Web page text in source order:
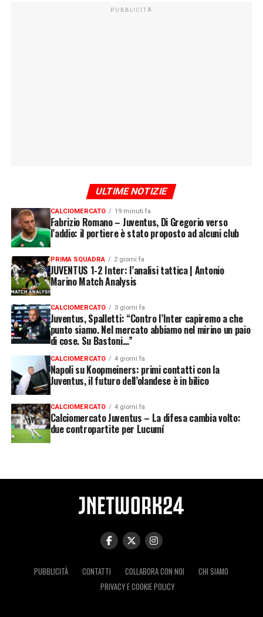
PUBBLICITÀ
ULTIME NOTIZIE
CALCIOMERCATO 19 minuti fa
Fabrizio Romano – Juventus, Di Gregorio verso
l’addio: il portiere è stato proposto ad alcuni club
PRIMA SQUADRA 2 giorni fa
JUVENTUS 1-2 Inter: l’analisi tattica | Antonio
Marino Match Analysis
CALCIOMERCATO 3 giorni fa
Juventus, Spalletti: “Contro l’Inter capiremo a che
punto siamo. Nel mercato abbiamo nel mirino un paio
di cose. Su Bastoni…”
CALCIOMERCATO 4 giorni fa
Napoli su Koopmeiners: primi contatti con la
Juventus, il futuro dell’olandese è in bilico
CALCIOMERCATO 4 giorni fa
Calciomercato Juventus – La difesa cambia volto:
due contropartite per Lucumí
PUBBLICITÀ CONTATTI COLLABORA CON NOI
CHI SIAMO
PRIVACY E COOKIE POLICY